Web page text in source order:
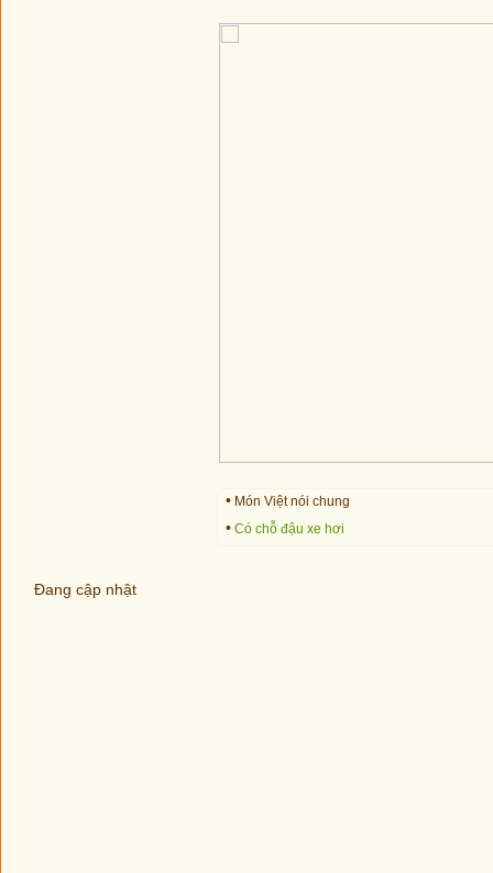
• Món Việt nói chung
• Có chỗ đậu xe hơi
Đang cập nhật